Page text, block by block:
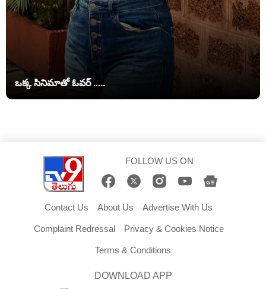
ఒక్క సినిమాతో ఓవర్ .....
FOLLOW US ON
Contact Us About Us Advertise With Us
Complaint Redressal Privacy & Cookies Notice
Terms & Conditions
DOWNLOAD APP